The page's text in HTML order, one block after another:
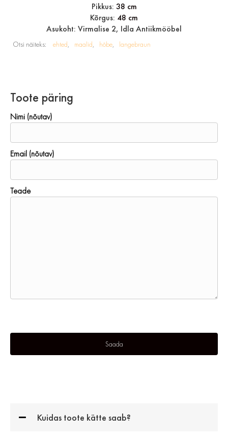
Pikkus: 38 cm
Kõrgus: 48 cm
Asukoht: Virmalise 2, Idla Antiikmööbel
Otsi näiteks: ehted maalid hõbe langebraun
Toote päring
Nimi (nõutav)
Email (nõutav)
Teade
Kuidas toote kätte saab?